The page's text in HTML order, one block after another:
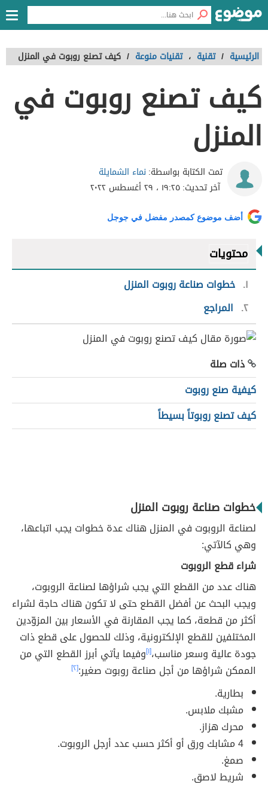
الرئيسية / تقنية ، تقنيات منوعة / كيف تصنع روبوت في المنزل
كيف تصنع روبوت في
المنزل
تمت الكتابة بواسطة: نماء الشمايلة
آخر تحديث:١٩:٢٥ ، ٢٩ أغسطس ٢٠٢٢
أضف موضوع كمصدر مفضل في جوجل
محتويات
١ خطوات صناعة روبوت المنزل
٢ المراجع
ذات صلة
كيفية صنع روبوت
كيف تصنع روبوتاً بسيطاً
خطوات صناعة روبوت المنزل
لصناعة الروبوت في المنزل هناك عدة خطوات يجب اتباعها،
وهي كالآتي:
شراء قطع الروبوت
هناك عدد من القطع التي يجب شراؤها لصناعة الروبوت،
ويجب البحث عن أفضل القطع حتى لا تكون هناك حاجة لشراء
أكثر من قطعة، كما يجب المقارنة في الأسعار بين المزوّدين
المختلفين للقطع الإلكترونية، وذلك للحصول على قطع ذات
جودة عالية وسعر مناسب،[١] وفيما يأتي أبرز القطع التي من
الممكن شراؤها من أجل صناعة روبوت صغير:[٢]
بطارية.
مشبك ملابس.
محرك هزاز.
4 مشابك ورق أو أكثر حسب عدد أرجل الروبوت.
صمغ.
شريط لاصق.